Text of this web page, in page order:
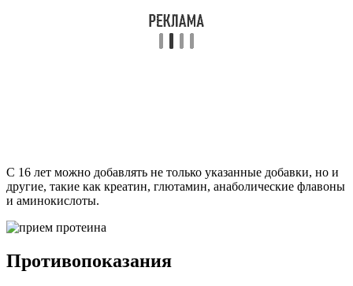
С 16 лет можно добавлять не только указанные добавки, но и
другие, такие как креатин, глютамин, анаболические флавоны
и аминокислоты.
Противопоказания